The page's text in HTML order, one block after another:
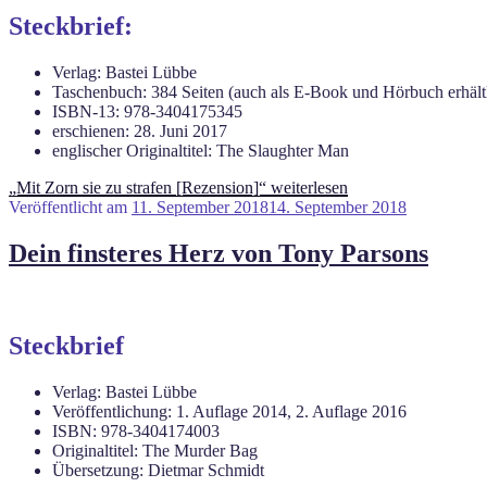
Steckbrief:
Verlag: Bastei Lübbe
Taschenbuch: 384 Seiten (auch als E-Book und Hörbuch
ISBN-13: 978-3404175345
erschienen: 28. Juni 2017
englischer Originaltitel: The Slaughter Man
„Mit Zorn sie zu strafen [Rezension]“ weiterlesen
Veröffentlicht am 11. September 201814. September 2018
Dein finsteres Herz von Tony Parsons
Steckbrief
Verlag: Bastei Lübbe
Veröffentlichung: 1. Auflage 2014, 2. Auflage 2016
ISBN: 978-3404174003
Originaltitel: The Murder Bag
Übersetzung: Dietmar Schmidt